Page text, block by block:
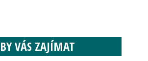
VÁS ZAJÍMAT